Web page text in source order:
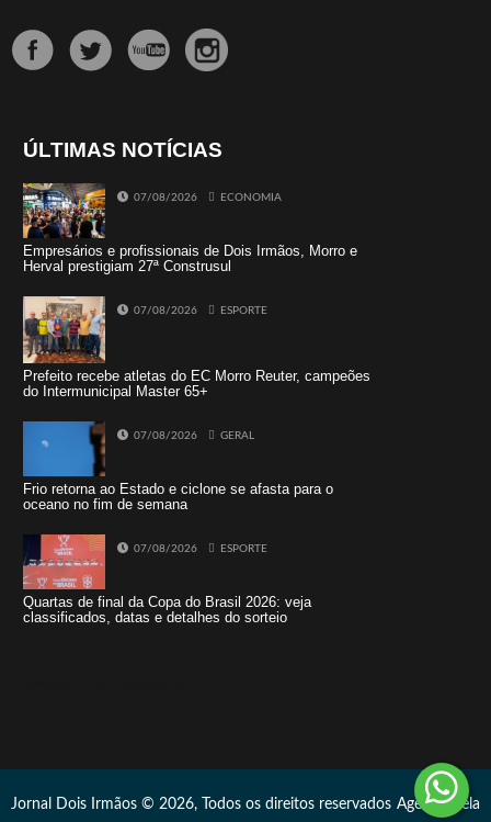
ÚLTIMAS NOTÍCIAS
07/08/2026 ECONOMIA
Empresários e profissionais de Dois Irmãos, Morro e
Herval prestigiam 27ª Construsul
07/08/2026 ESPORTE
Prefeito recebe atletas do EC Morro Reuter, campeões
do Intermunicipal Master 65+
07/08/2026 GERAL
Frio retorna ao Estado e ciclone se afasta para o
oceano no fim de semana
07/08/2026 ESPORTE
Quartas de final da Copa do Brasil 2026: veja
classificados, datas e detalhes do sorteio
Jornal Dois Irmãos © 2026, Todos os direitos reservados Agência Vela